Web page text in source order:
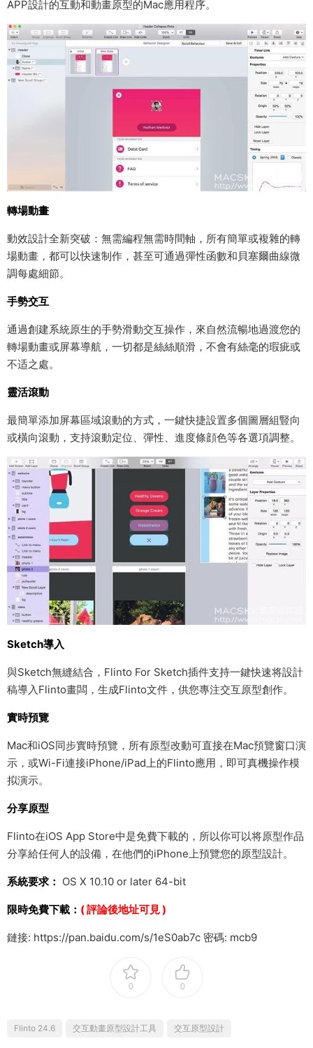
APP設計的互動和動畫原型的Mac應用程序。
轉場動畫
動效設計全新突破：無需編程無需時間軸，所有簡單或複雜的轉
場動畫，都可以快速制作，甚至可通過彈性函數和貝塞爾曲線微
調每處細節。
手勢交互
通過創建系統原生的手勢滑動交互操作，來自然流暢地過渡您的
轉場動畫或屏幕導航，一切都是絲絲順滑，不會有絲毫的瑕疵或
不适之處。
靈活滾動
最簡單添加屏幕區域滾動的方式，一鍵快捷設置多個圖層組豎向
或橫向滾動，支持滾動定位、彈性、進度條顔色等各選項調整。
Sketch導入
與Sketch無縫結合，Flinto For Sketch插件支持一鍵快速将設計
稿導入Flinto畫闆，生成Flinto文件，供您專注交互原型創作。
實時預覽
Mac和iOS同步實時預覽，所有原型改動可直接在Mac預覽窗口演
示，或Wi-Fi連接iPhone/iPad上的Flinto應用，即可真機操作模
拟演示。
分享原型
Flinto在iOS App Store中是免費下載的，所以你可以将原型作品
分享給任何人的設備，在他們的iPhone上預覽您的原型設計。
系統要求： OS X 10.10 or later 64-bit
限時免費下載： ( 評論後地址可見 )
鏈接: https://pan.baidu.com/s/1eS0ab7c 密碼: mcb9
0 0
Flinto 24.6 交互動畫原型設計工具 交互原型設計